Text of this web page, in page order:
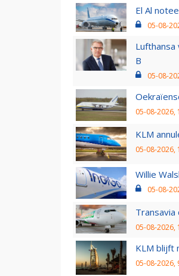
El Al
05-08-
B
05-08-
05-08-2026,
KLM
05-08-2026,
Willie
05-08-
05-08-2026,
KLM blijft
05-08-2026,